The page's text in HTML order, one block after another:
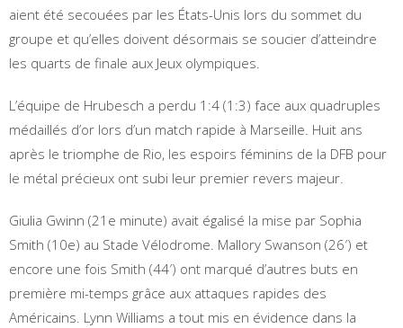
aient été secouées par les États-Unis lors du sommet du
groupe et qu’elles doivent désormais se soucier d’atteindre
les quarts de finale aux Jeux olympiques.
L’équipe de Hrubesch a perdu 1:4 (1:3) face aux quadruples
médaillés d’or lors d’un match rapide à Marseille. Huit ans
après le triomphe de Rio, les espoirs féminins de la DFB pour
le métal précieux ont subi leur premier revers majeur.
Giulia Gwinn (21e minute) avait égalisé la mise par Sophia
Smith (10e) au Stade Vélodrome. Mallory Swanson (26′) et
encore une fois Smith (44′) ont marqué d’autres buts en
première mi-temps grâce aux attaques rapides des
Américains. Lynn Williams a tout mis en évidence dans la